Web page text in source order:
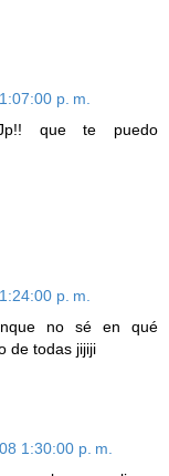
p. m.
que te puedo
p. m.
no sé en qué
de todas jijiji
1:30:00 p. m.